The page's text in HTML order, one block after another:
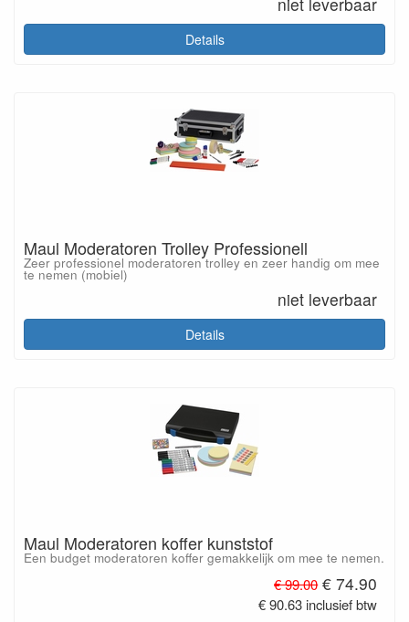
Details
Maul Moderatoren Trolley Professionell
Zeer professionel moderatoren trolley en zeer handig om mee
te nemen (mobiel)
niet leverbaar
Details
Maul Moderatoren koffer kunststof
Een budget moderatoren koffer gemakkelijk om mee te nemen.
€ 99.00 € 74.90
€ 90.63 inclusief btw